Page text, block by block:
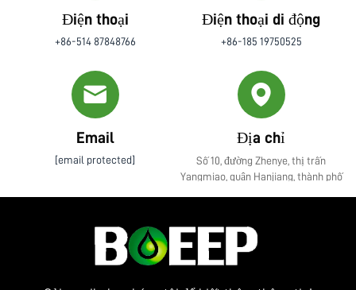
Điện thoại
+86-514 87848766
Điện thoại di động
+86-185 19750525
Email
[email protected]
Địa chỉ
Số 10, đường Zhenye, thị trấn
Yangmiao, quận Hanjiang, thành phố